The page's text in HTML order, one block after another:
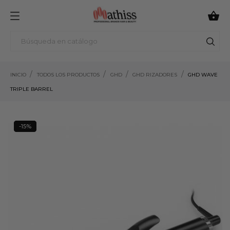

INICIO TODOS LOS PRODUCTOS GHD GHD RIZADORES GHD WAVE
TRIPLE BARREL
15%
-15%